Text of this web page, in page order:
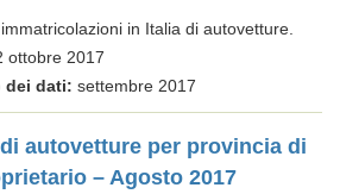
in Italia di autovetture.
ottobre 2017
dei dati: settembre 2017
autovetture per provincia di
– Agosto 2017